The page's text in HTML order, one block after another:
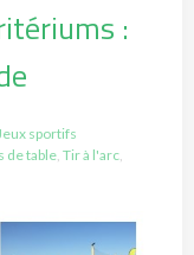
:
Jeux sportifs
de table Tir à l'arc